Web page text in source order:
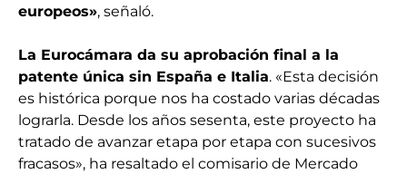
europeos», señaló.
La Eurocámara da su aprobación final a la
patente única sin España e Italia. «Esta decisión
es histórica porque nos ha costado varias décadas
lograrla. Desde los años sesenta, este proyecto ha
tratado de avanzar etapa por etapa con sucesivos
fracasos», ha resaltado el comisario de Mercado